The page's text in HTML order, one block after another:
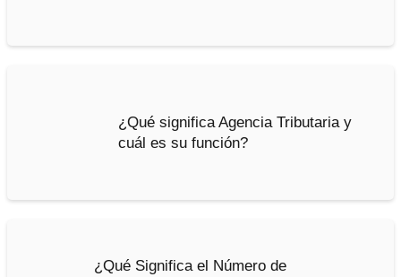
¿Qué significa Agencia Tributaria y
cuál es su función?
¿Qué Significa el Número de